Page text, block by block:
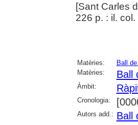
[Sant Carles
226 p. : il. col.
Matèries: Ball
Matèries:
Ball
Àmbit:
Cronologia:
Autors add.: Ball